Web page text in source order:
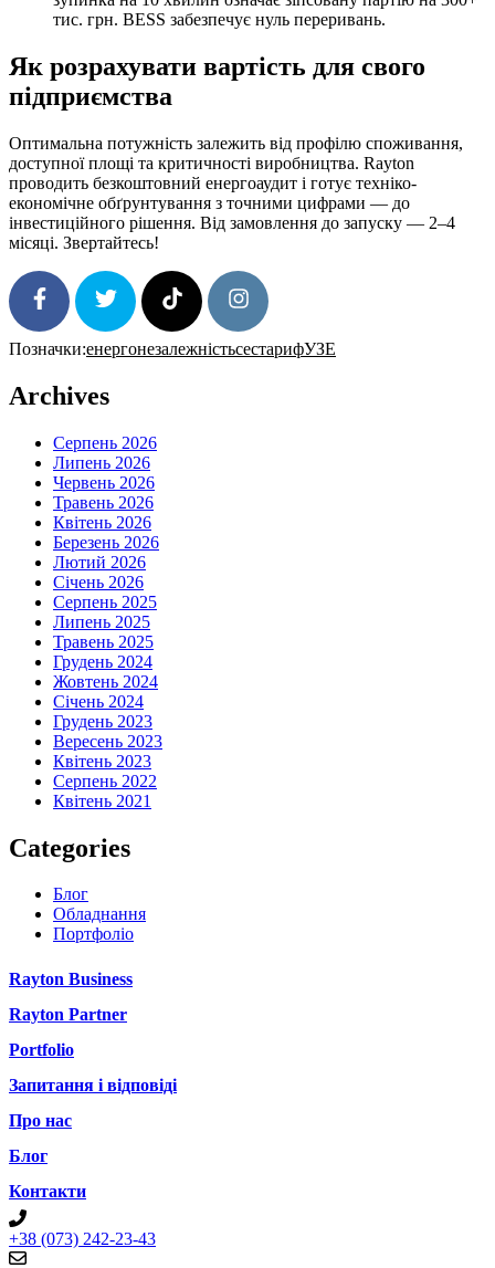
тис. грн. BESS забезпечує нуль переривань.
Як розрахувати вартість для свого
підприємства
Оптимальна потужність залежить від профілю споживання,
доступної площі та критичності виробництва. Rayton
проводить безкоштовний енергоаудит і готує техніко-
економічне обґрунтування з точними цифрами — до
інвестиційного рішення. Від замовлення до запуску — 2–4
місяці. Звертайтесь!
TWEET FOLLOW FOLLOW
Позначки:енергонезалежністьсестарифУЗЕ
Archives
Серпень 2026
Липень 2026
Червень 2026
Травень 2026
Квітень 2026
Березень 2026
Лютий 2026
Січень 2026
Серпень 2025
Липень 2025
Травень 2025
Грудень 2024
Жовтень 2024
Січень 2024
Грудень 2023
Вересень 2023
Квітень 2023
Серпень 2022
Квітень 2021
Categories
Блог
Обладнання
Портфоліо
Rayton Business
Rayton Partner
Portfolio
Запитання і відповіді
Про нас
Блог
Контакти
+38 (073) 242-23-43